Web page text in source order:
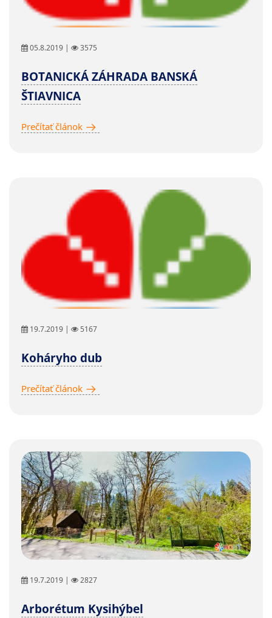
05.8.2019 | 3575
BOTANICKÁ ZÁHRADA BANSKÁ
ŠTIAVNICA
Prečítať článok
19.7.2019 | 5167
Koháryho dub
Prečítať článok
19.7.2019 | 2827
Arborétum Kysihýbel